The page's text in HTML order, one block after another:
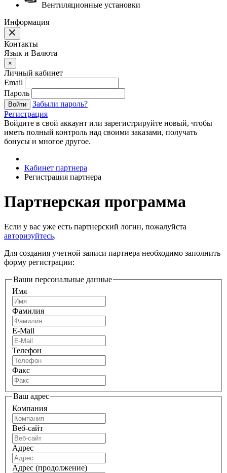
Вентиляционные установки
Информация
Контакты
Язык и Валюта
×
Личный кабинет
Email
Пароль
Войти
Забыли пароль?
Регистрация
Войдите в свой аккаунт или зарегистрируйте новый, чтобы
иметь полный контроль над своими заказами, получать
бонусы и многое другое.
Кабинет партнера
Регистрация партнера
Партнерская программа
Если у вас уже есть партнерский логин, пожалуйста
авторизуйтесь.
Для создания учетной записи партнера необходимо заполнить
форму регистрации:
Ваши персональные данные
Имя
Фамилия
E-Mail
Телефон
Факс
Ваш адрес
Компания
Веб-сайт
Адрес
Адрес (продолжение)